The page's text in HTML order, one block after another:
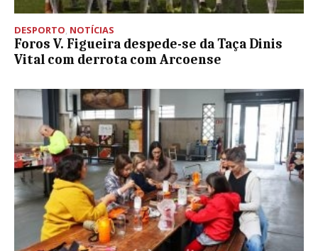
DESPORTO, NOTÍCIAS
Foros V. Figueira despede-se da Taça Dinis
Vital com derrota com Arcoense